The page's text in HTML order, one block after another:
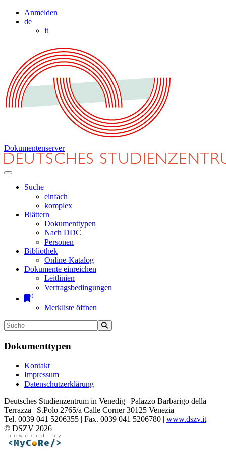
Anmelden
de
it
Dokumentenserver
Suche
einfach
komplex
Blättern
Dokumenttypen
Nach DDC
Personen
Bibliothek
Online-Katalog
Dokumente einreichen
Leitlinien
Vertragsbedingungen
0
Merkliste öffnen
Dokumenttypen
Kontakt
Impressum
Datenschutzerklärung
Deutsches Studienzentrum in Venedig | Palazzo Barbarigo della
Terrazza | S.Polo 2765/a Calle Corner 30125 Venezia
Tel. 0039 041 5206355 | Fax. 0039 041 5206780 | www.dszv.it
© DSZV 2026